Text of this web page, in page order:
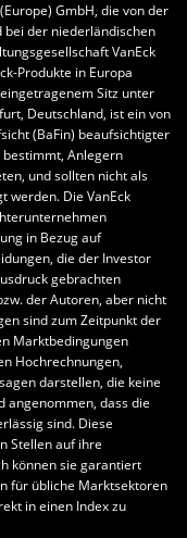
GmbH, die von der
bei der niederländischen
VanEck
Produkte in Europa
Sitz unter
Deutschland, ist ein von
(BaFin) beaufsichtigter
bestimmt, Anlegern
und sollten nicht als
werden. Die VanEck
in Bezug auf
die der Investor
gebrachten
der Autoren, aber nicht
sind zum Zeitpunkt der
Marktbedingungen
Hochrechnungen,
darstellen, die keine
angenommen, dass die
sind. Diese
Stellen auf ihre
können sie garantiert
für übliche Marktsektoren
in einen Index zu